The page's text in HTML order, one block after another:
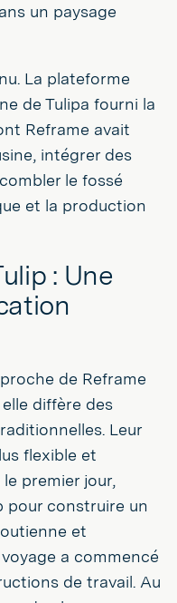
un paysage
La plateforme
de Tulipa fourni la
Reframe avait
intégrer des
le fossé
et la production
: Une
de Reframe
diffère des
Leur
flexible et
premier jour,
pour construire un
et
a commencé
de travail. Au